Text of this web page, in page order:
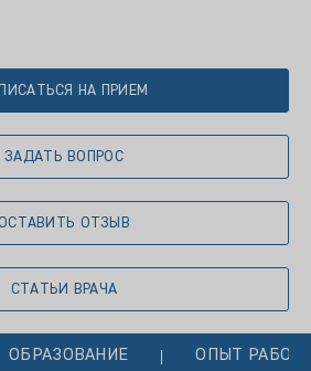
НА ПРИЕМ
ЗАДАТЬ ВОПРОС
ОТЗЫВ
СТАТЬИ ВРАЧА
ОБРАЗОВАНИЕ ОПЫТ